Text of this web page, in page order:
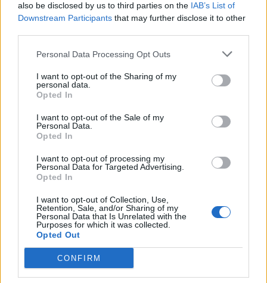
also be disclosed by us to third parties on the IAB’s List of
Downstream Participants that may further disclose it to other
Personal Data Processing Opt Outs
I want to opt-out of the Sharing of my
personal data.
Opted In
I want to opt-out of the Sale of my
Personal Data.
Opted In
I want to opt-out of processing my
Personal Data for Targeted Advertising.
Opted In
I want to opt-out of Collection, Use,
Retention, Sale, and/or Sharing of my
Personal Data that Is Unrelated with the
Purposes for which it was collected.
Opted Out
CONFIRM
Δήμος Αθηναίων: 43 σχολικές αυλές γίνονται πιο
πράσινες και πιο δροσερές
του αιολικού πάρκου Faria Αίολος Λάρυμνα
5 Αυγούστου 2026
ΥΠΕΝ: Διευρύνεται ο κατάλογος των
Προστατευόμενων Τοπίων σε 12
4 Αυγούστου 2026
Newsletter Citygen.gr
Λάβετε όλα τα τελευταία νέα από τον χώρο της Πολιτικής
Προστασίας, του ESG, του Green Business και των ΟΤΑ
Συμφωνώ με την Πολιτική Δεδομένων